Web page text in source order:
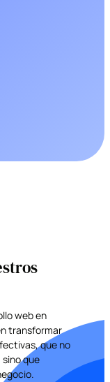
web en
transformar
que no
que